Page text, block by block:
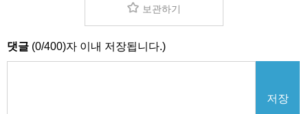
보관하기
댓글 (0/400)자 이내 저장됩니다.)
저장